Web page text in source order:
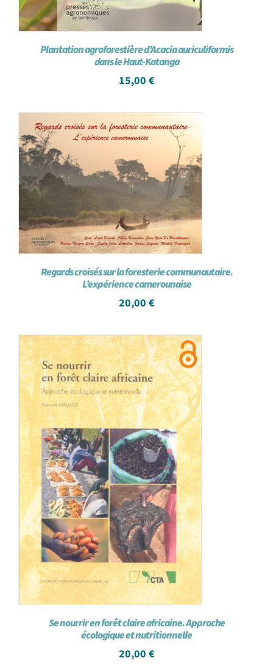
Plantation agroforestière d’Acacia auriculiformis
dans le Haut-Katanga
15,00 €
Regards croisés sur la foresterie communautaire.
L’expérience camerounaise
20,00 €
Se nourrir en forêt claire africaine. Approche
écologique et nutritionnelle
20,00 €